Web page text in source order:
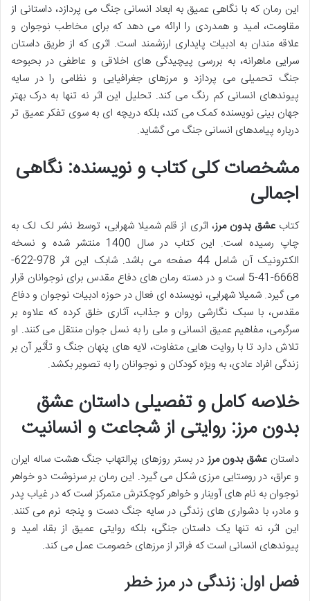
این رمان که با نگاهی عمیق به ابعاد انسانی جنگ می پردازد، داستانی از
مقاومت، امید و همدردی را ارائه می دهد که برای مخاطب نوجوان و
علاقه مندان به ادبیات پایداری ارزشمند است. اثری که از طریق داستان
سرایی ماهرانه، به بررسی پیچیدگی های اخلاقی و عاطفی در بحبوحه
جنگ تحمیلی می پردازد و مرزهای جغرافیایی و نظامی را در سایه
پیوندهای انسانی کم رنگ می کند. تحلیل این اثر نه تنها به درک بهتر
جهان بینی نویسنده کمک می کند، بلکه دریچه ای به سوی تفکر عمیق تر
درباره پیامدهای انسانی جنگ می گشاید.
مشخصات کلی کتاب و نویسنده: نگاهی
اجمالی
کتابعشق بدون مرز، اثری از قلم شمیلا شهرابی، توسط نشر لک لک به
چاپ رسیده است. این کتاب در سال 1400 منتشر شده و نسخه
الکترونیک آن شامل 44 صفحه می باشد. شابک این اثر 978-622-
6668-41-5 است و در دسته رمان های دفاع مقدس برای نوجوانان قرار
می گیرد. شمیلا شهرابی، نویسنده ای فعال در حوزه ادبیات نوجوان و دفاع
مقدس، با سبک نگارشی روان و جذاب، آثاری خلق کرده که علاوه بر
سرگرمی، مفاهیم عمیق انسانی و ملی را به نسل جوان منتقل می کنند. او
تلاش دارد تا با روایت هایی متفاوت، لایه های پنهان جنگ و تأثیر آن بر
زندگی افراد عادی، به ویژه کودکان و نوجوانان را به تصویر بکشد.
خلاصه کامل و تفصیلی داستان عشق
بدون مرز: روایتی از شجاعت و انسانیت
داستان عشق بدون مرزدر بستر روزهای پرالتهاب جنگ هشت ساله ایران
و عراق، در روستایی مرزی شکل می گیرد. این رمان بر سرنوشت دو خواهر
نوجوان به نام های آوینار و خواهر کوچکترش متمرکز است که در غیاب پدر
و مادر، با دشواری های زندگی در سایه جنگ دست و پنجه نرم می کنند.
این اثر، نه تنها یک داستان جنگی، بلکه روایتی عمیق از بقا، امید و
پیوندهای انسانی است که فراتر از مرزهای خصومت عمل می کند.
فصل اول: زندگی در مرز خطر